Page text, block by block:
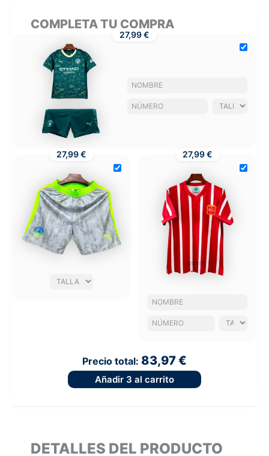
COMPLETA TU COMPRA
27,99 €
27,99 € 27,99 €
Precio total: 83,97 €
Añadir 3 al carrito
DETALLES DEL PRODUCTO